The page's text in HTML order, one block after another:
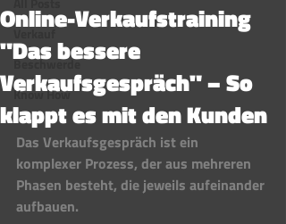
Beschwerde
Know How
Online-Verkaufstraining
"Das bessere
Verkaufsgespräch" – So
klappt es mit den Kunden
Das Verkaufsgespräch ist ein
komplexer Prozess, der aus mehreren
Phasen besteht, die jeweils aufeinander
aufbauen.